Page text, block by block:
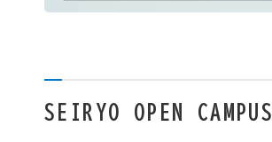
SEIRYO OPEN CAMPUS